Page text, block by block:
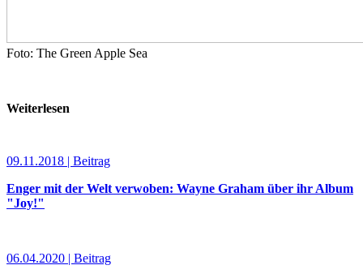
Foto: The Green Apple Sea
Weiterlesen
09.11.2018 | Beitrag
Enger mit der Welt verwoben: Wayne Graham über ihr Album
"Joy!"
06.04.2020 | Beitrag